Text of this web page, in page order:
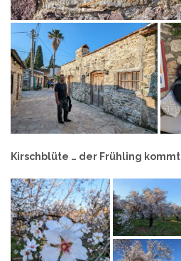
Kirschblüte … der Frühling kommt